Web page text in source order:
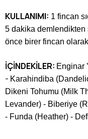
KULLANIMI: 1 fincan
5 dakika demlendikten
önce birer fincan
İÇİNDEKİLER: Enginar
- Karahindiba
Dikeni Tohumu (Milk
Levander) - Biberiye
- Funda (Heather) -